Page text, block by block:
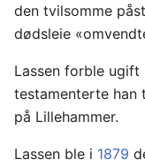
den tvilsomme
dødsleie
Lassen forble ugift
testamenterte han
på Lillehammer.
Lassen ble i 1879